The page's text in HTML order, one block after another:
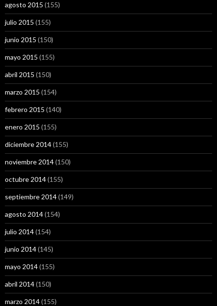
agosto 2015 (155)
julio 2015 (155)
junio 2015 (150)
mayo 2015 (155)
abril 2015 (150)
marzo 2015 (154)
febrero 2015 (140)
enero 2015 (155)
diciembre 2014(155)
noviembre 2014(150)
octubre 2014(155)
septiembre 2014(149)
agosto 2014(154)
julio 2014(154)
junio 2014(145)
mayo 2014(155)
abril 2014(150)
marzo 2014(155)